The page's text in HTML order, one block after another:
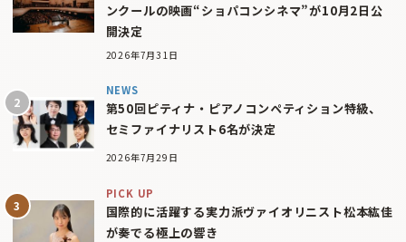
ンクールの映画“ショパコンシネマ”が10月2日公
開決定
2026年7月31日
NEWS
第50回ピティナ・ピアノコンペティション特級、
セミファイナリスト6名が決定
2026年7月29日
PICK UP
国際的に活躍する実力派ヴァイオリニスト松本紘佳
が奏でる極上の響き